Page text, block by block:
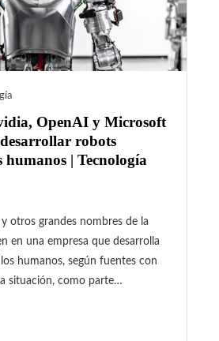
OpenAI y Microsoft
robots
humanos | Tecnología
otros grandes nombres de la
en una empresa que desarrolla
humanos, según fuentes con
situación, como parte…